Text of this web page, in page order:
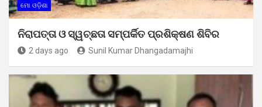
ମୋ ଓଡ଼ିଶା
ନିରାପତ୍ତା ଓ ସ୍ୱଚ୍ଛତା ସମ୍ପର୍କିତ ପ୍ରଶିକ୍ଷଣ ଶିବିର
2 days ago Sunil Kumar Dhangadamajhi